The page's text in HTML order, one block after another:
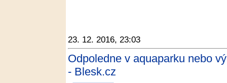
23. 12. 2016, 23:03
Odpoledne v aquaparku nebo
- Blesk.cz